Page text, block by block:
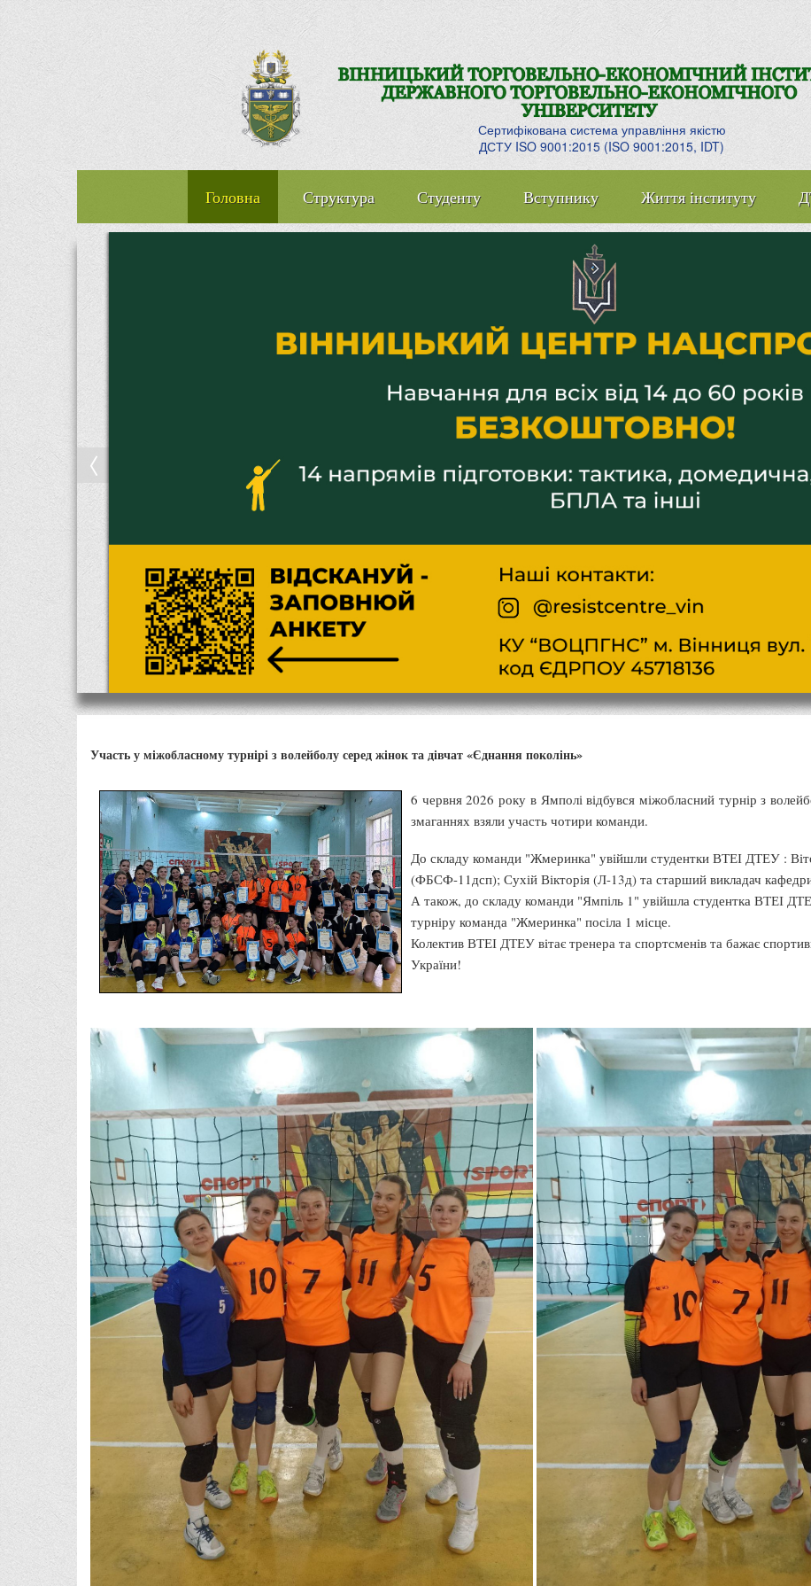
Сертифікована система управління якістю
ДСТУ ISO 9001:2015 (ISO 9001:2015, IDT)
Головна Структура Студенту Вступнику Життя інституту
Участь у міжобласному турнірі з волейболу серед жінок та дівчат «Єднання поколінь»
6 червня 2026 року в Ямполі відбувся міжобласний турнір з
змаганнях взяли участь чотири команди.
До складу команди "Жмеринка" увійшли студентки ВТЕІ ДТЕУ :
(ФБСФ-11дсп); Сухій Вікторія (Л-13д) та старший викладач
А також, до складу команди "Ямпіль 1" увійшла студентка ВТЕІ
турніру команда "Жмеринка" посіла 1 місце.
Колектив ВТЕІ ДТЕУ вітає тренера та спортсменів та бажає
України!